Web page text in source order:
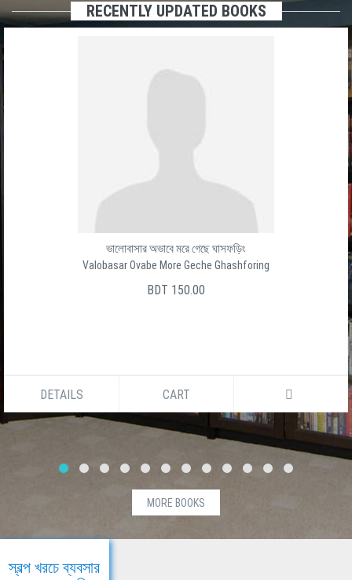
RECENTLY UPDATED BOOKS
ভালোবাসার অভাবে মরে গেছে ঘাসফড়িং
Valobasar Ovabe More Geche Ghashforing
BDT 150.00
DETAILS CART
MORE BOOKS
স্বল্প খরচে ব্যবসার